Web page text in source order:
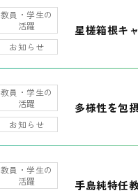
教員・学生の
活躍
お知らせ
星槎箱根キ
教員・学生の
活躍
お知らせ
多様性を包
教員・学生の
活躍
手島純特任